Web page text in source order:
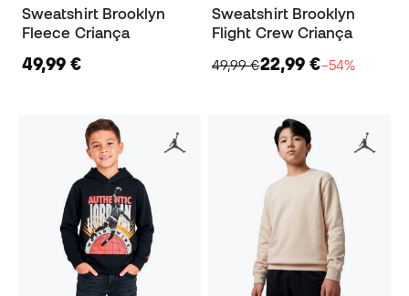
Sweatshirt Brooklyn
Fleece Criança
49,99 €
Sweatshirt Brooklyn
Flight Crew Criança
49,99 €22,99 €−54%